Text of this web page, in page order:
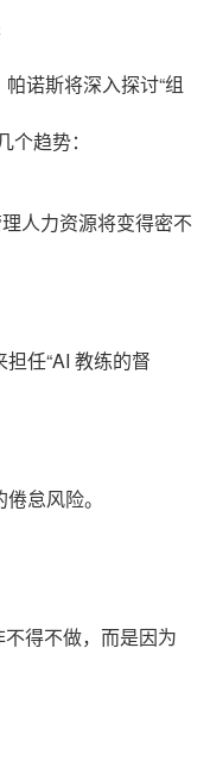
诺斯将深入探讨“组
趋势：
人力资源将变得密不
任“AI 教练的督
怠风险。
得不做，而是因为